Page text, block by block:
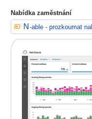
Nabídka zaměstnání
N-able - prozkoumat